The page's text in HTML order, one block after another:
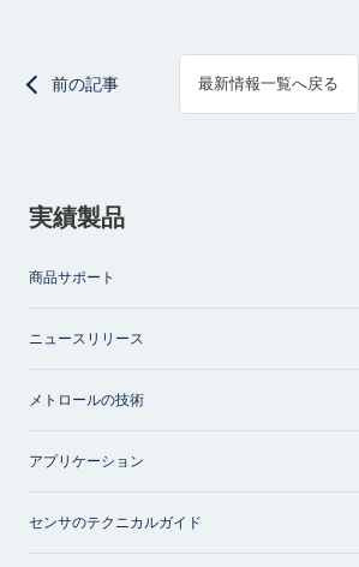
前の記事 最新情報一覧へ戻る
実績製品
商品サポート
ニュースリリース
メトロールの技術
アプリケーション
センサのテクニカルガイド